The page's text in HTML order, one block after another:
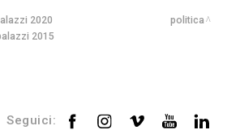
2020
2015
politica
Seguici: